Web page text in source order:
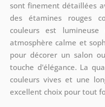
sont finement détaillées
des étamines rouges
couleurs est
atmosphère calme et
pour décorer un salon
touche d'élégance. La
couleurs vives et une
excellent choix pour tout